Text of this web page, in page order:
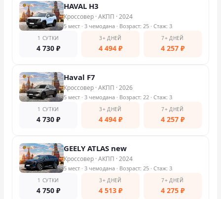
HAVAL H3
Кроссовер ·АКПП ·2024
5 мест · 3 чемодана · Возраст: 25 · Стаж: 3
1 СУТКИ
4 730 ₽
3+ ДНЕЙ
4 494 ₽
7+ ДНЕЙ
4 257 ₽
Haval F7
Кроссовер ·АКПП ·2026
5 мест · 3 чемодана · Возраст: 22 · Стаж: 3
1 СУТКИ
4 730 ₽
3+ ДНЕЙ
4 494 ₽
7+ ДНЕЙ
4 257 ₽
GEELY ATLAS new
Кроссовер ·АКПП ·2024
5 мест · 3 чемодана · Возраст: 25 · Стаж: 3
1 СУТКИ
4 750 ₽
3+ ДНЕЙ
4 513 ₽
7+ ДНЕЙ
4 275 ₽